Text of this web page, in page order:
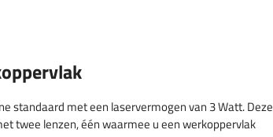
standaard met een laservermogen van 3 Watt. Deze
twee lenzen, één waarmee u een werkoppervlak